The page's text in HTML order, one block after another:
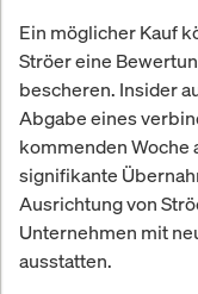
Ein möglicher Kauf
Ströer eine
bescheren. Insider
Abgabe eines
kommenden Woche
signifikante
Ausrichtung von
Unternehmen mit
ausstatten.